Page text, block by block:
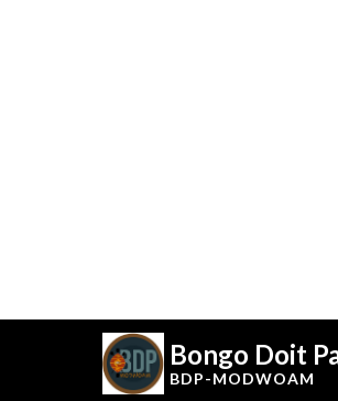
Bongo Doit
BDP-MODWOAM